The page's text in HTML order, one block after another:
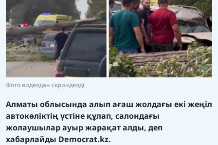
Фото видеодан скринделді.
Алматы облысында алып ағаш жолдағы екі жеңіл
автокөліктің үстіне құлап, салондағы
жолаушылар ауыр жарақат алды, деп
хабарлайды Democrat.kz.